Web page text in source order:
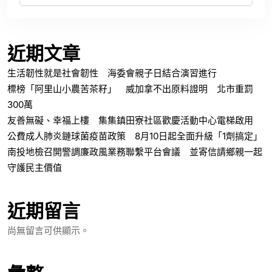
近期文章
生活韌性就是社會韌性 海委會親子日結合演習進行
標榜「阿里山小農苦茶籽」 威加拿不出原料證明 北市重罰
300萬
友善無礙、幸福上樓 集集鎮田寮社區歡慶活動中心電梯啟用
公費成人肺炎鏈球菌疫苗政策 8月10日起全面升級「1劑搞定」
南投地檢召開警調廉政風業務聯繫平台會議 並寄信請鄉親一起
守護民主價值
近期留言
尚無留言可供顯示。